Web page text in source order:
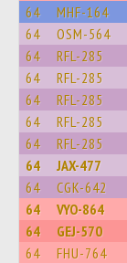
64 MHF-164
64 OSM-564
64 RFL-285
64 RFL-285
64 RFL-285
64 RFL-285
64 RFL-285
64 JAX-477
64 CGK-642
64 VYO-864
64 GEJ-570
64 FHU-764